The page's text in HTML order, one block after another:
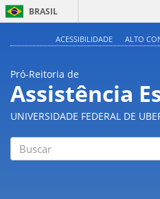
BRASIL
ACESSIBILIDADE ALTO
Pró-Reitoria de
Assistência
UNIVERSIDADE FEDERAL DE